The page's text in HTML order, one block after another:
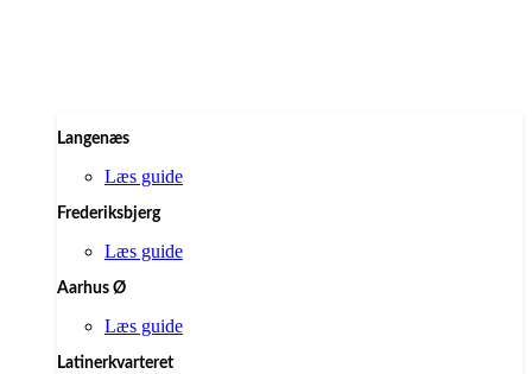
Langenæs
Læs guide
Frederiksbjerg
Læs guide
Aarhus Ø
Læs guide
Latinerkvarteret